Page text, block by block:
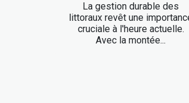
La gestion durable des
littoraux revêt une
cruciale à l'heure actuelle.
Avec la montée...